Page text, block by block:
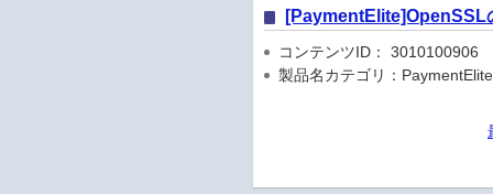
[PaymentElite]OpenSSL
コンテンツID： 3010100906
製品名カテゴリ：PaymentElite